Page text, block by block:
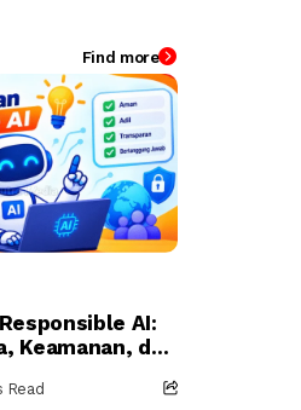
Find more
AI:
Keamanan, dan
Read